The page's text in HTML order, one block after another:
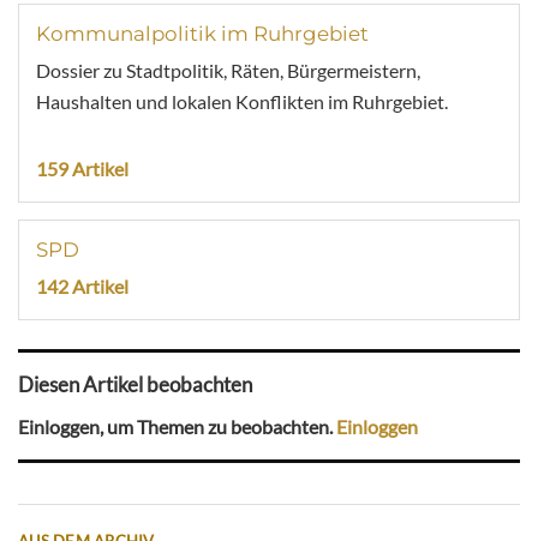
Kommunalpolitik im Ruhrgebiet
Dossier zu Stadtpolitik, Räten, Bürgermeistern,
Haushalten und lokalen Konflikten im Ruhrgebiet.
159 Artikel
SPD
142 Artikel
Diesen Artikel beobachten
Einloggen, um Themen zu beobachten.Einloggen